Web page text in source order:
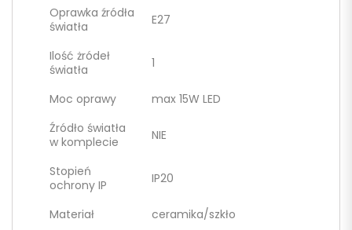
Oprawka źródła
światła
E27
Ilość żródeł
światła
1
Moc oprawy
max 15W LED
Źródło światła
w komplecie
NIE
Stopień
ochrony IP
IP20
Materiał
ceramika/szkło